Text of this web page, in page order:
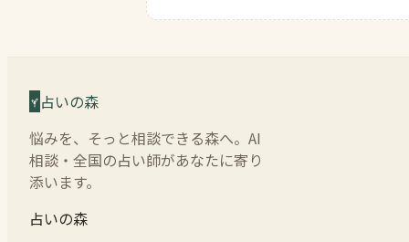
占いの森
悩みを、そっと相談できる森へ。AI
相談・全国の占い師があなたに寄り
添います。
占いの森